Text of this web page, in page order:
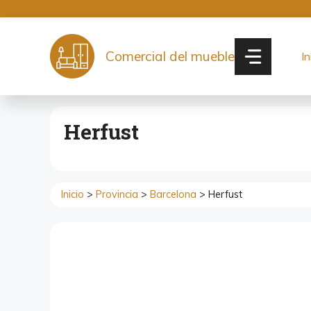
contenido
Comercial del mueble
Herfust
Inicio > Provincia > Barcelona > Herfust